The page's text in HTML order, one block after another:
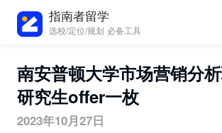
指南者留学
选校/定位/规划 必备工具
南安普顿大学市场营销分
研究生offer一枚
2023年10月27日